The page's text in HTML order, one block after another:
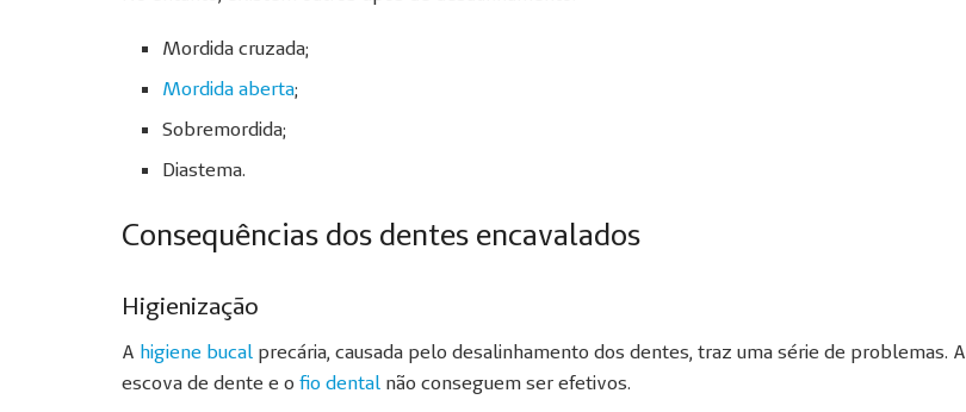
Mordida cruzada;
Mordida aberta;
Sobremordida;
Diastema.
Consequências dos dentes encavalados
Higienização
A higiene bucal precária, causada pelo desalinhamento dos dentes, traz uma série de problemas. A
escova de dente e o fio dental não conseguem ser efetivos.